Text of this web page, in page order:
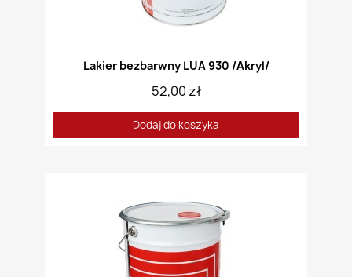
Lakier bezbarwny LUA 930 /Akryl/
52,00 zł
Dodaj do koszyka